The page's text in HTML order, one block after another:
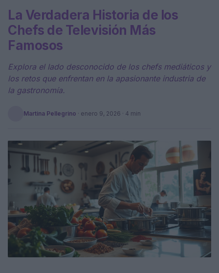
La Verdadera Historia de los
Chefs de Televisión Más
Famosos
Explora el lado desconocido de los chefs mediáticos y
los retos que enfrentan en la apasionante industria de
la gastronomía.
Martina Pellegrino · enero 9, 2026 · 4 min